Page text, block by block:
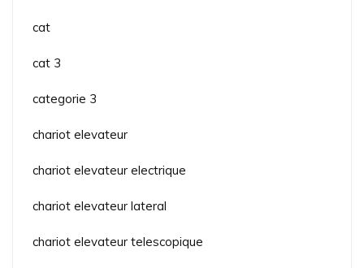
cat
cat 3
categorie 3
chariot elevateur
chariot elevateur electrique
chariot elevateur lateral
chariot elevateur telescopique